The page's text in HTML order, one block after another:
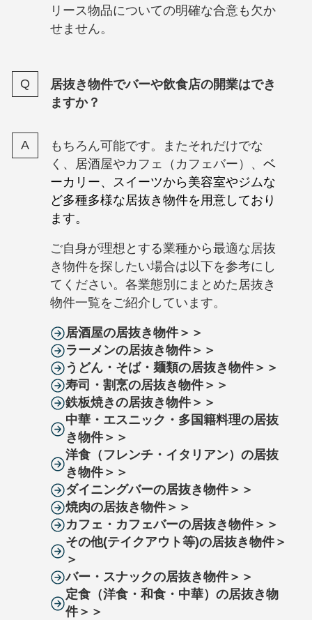
リース物品についての明確な合意も欠か
せません。
居抜き物件でバーや飲食店の開業はでき
ますか？
もちろん可能です。またそれだけでな
く、居酒屋やカフェ（カフェバー）、 ベ
ーカリー、スイーツから美容室やジムな
ど多種多様な居抜き物件を用意しており
ます。
ご自身が理想とする業種から最適な居抜
き物件を探したい場合は以下を参考にし
てください。各業態別にまとめた居抜き
物件一覧をご紹介しています。
居酒屋の居抜き物件＞＞
ラーメンの居抜き物件＞＞
うどん・そば・麺類の居抜き物件＞＞
寿司・割烹の居抜き物件＞＞
鉄板焼きの居抜き物件＞＞
中華・エスニック・多国籍料理の居抜
き物件＞＞
洋食（フレンチ・イタリアン）の居抜
き物件＞＞
ダイニングバーの居抜き物件＞＞
焼肉の居抜き物件＞＞
カフェ・カフェバーの居抜き物件＞＞
その他(テイクアウト等)の居抜き物件＞
＞
バー・スナックの居抜き物件＞＞
定食（洋食・和食・中華）の居抜き物
件＞＞